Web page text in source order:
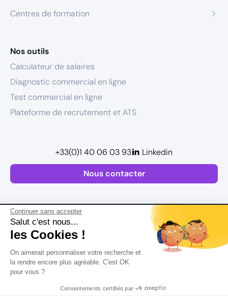
Continuer sans accepter
Salut c'est nous...
les Cookies !
On aimerait personnaliser votre recherche et
la rendre encore plus agréable. C'est OK
pour vous ?
Consentements certifiés par
Centres de formation
Nos outils
Calculateur de salaires
Diagnostic commercial en ligne
Test commercial en ligne
Plateforme de recrutement et ATS
Nous contacter
+33(0)1 40 06 03 93 Linkedin
Plan de site
Mentions légales
Conditions Générales d’Utilisation